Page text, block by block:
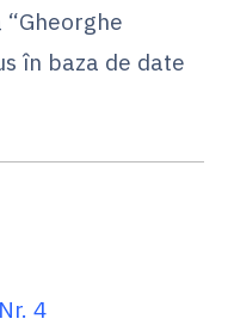
în baza de date
Nr. 4